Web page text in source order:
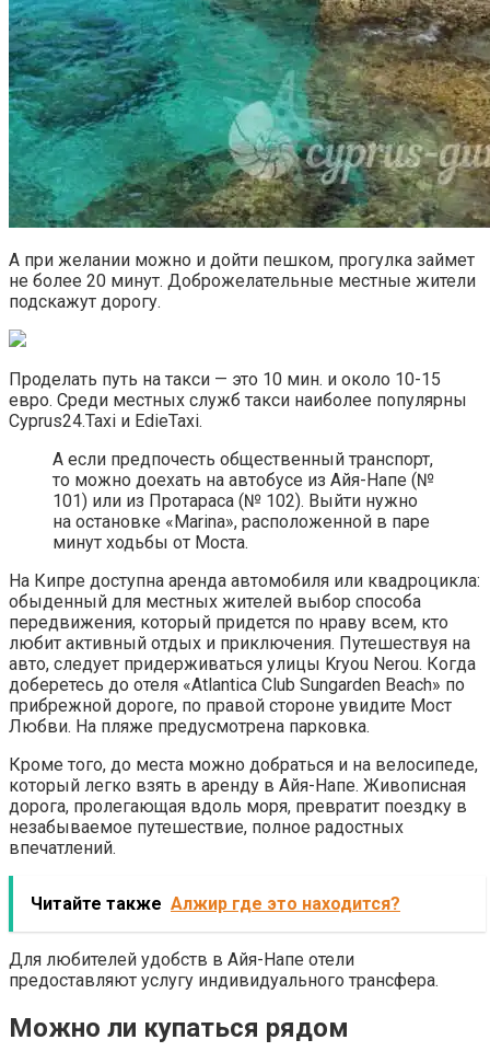
А при желании можно и дойти пешком, прогулка займет
не более 20 минут. Доброжелательные местные жители
подскажут дорогу.
Проделать путь на такси — это 10 мин. и около 10-15
евро. Среди местных служб такси наиболее популярны
Cyprus24.Taxi и EdieTaxi.
А если предпочесть общественный транспорт,
то можно доехать на автобусе из Айя-Напе (№
101) или из Протараса (№ 102). Выйти нужно
на остановке «Marina», расположенной в паре
минут ходьбы от Моста.
На Кипре доступна аренда автомобиля или квадроцикла:
обыденный для местных жителей выбор способа
передвижения, который придется по нраву всем, кто
любит активный отдых и приключения. Путешествуя на
авто, следует придерживаться улицы Kryou Nerou. Когда
доберетесь до отеля «Atlantica Club Sungarden Beach» по
прибрежной дороге, по правой стороне увидите Мост
Любви. На пляже предусмотрена парковка.
Кроме того, до места можно добраться и на велосипеде,
который легко взять в аренду в Айя-Напе. Живописная
дорога, пролегающая вдоль моря, превратит поездку в
незабываемое путешествие, полное радостных
впечатлений.
Читайте также Алжир где это находится?
Для любителей удобств в Айя-Напе отели
предоставляют услугу индивидуального трансфера.
Можно ли купаться рядом